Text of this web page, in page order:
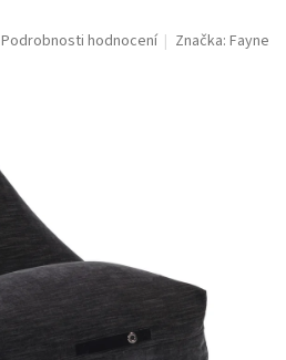
Podrobnosti hodnocení Značka:Fayne